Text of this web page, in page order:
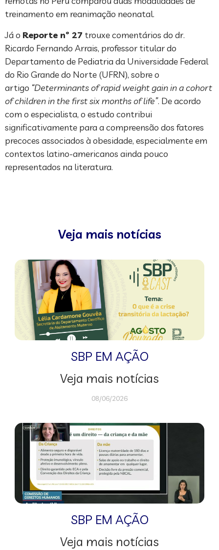
treinamento em reanimação neonatal.
Já o Reporte nº 27 trouxe comentários do dr.
Ricardo Fernando Arrais, professor titular do
Departamento de Pediatria da Universidade Federal
do Rio Grande do Norte (UFRN), sobre o
artigo “Determinants of rapid weight gain in a cohort
of children in the first six months of life”. De acordo
com o especialista, o estudo contribui
significativamente para a compreensão dos fatores
precoces associados à obesidade, especialmente em
contextos latino-americanos ainda pouco
representados na literatura.
Veja mais notícias
SBP EM AÇÃO
Veja mais notícias
08/06/2026
SBP EM AÇÃO
Veja mais notícias